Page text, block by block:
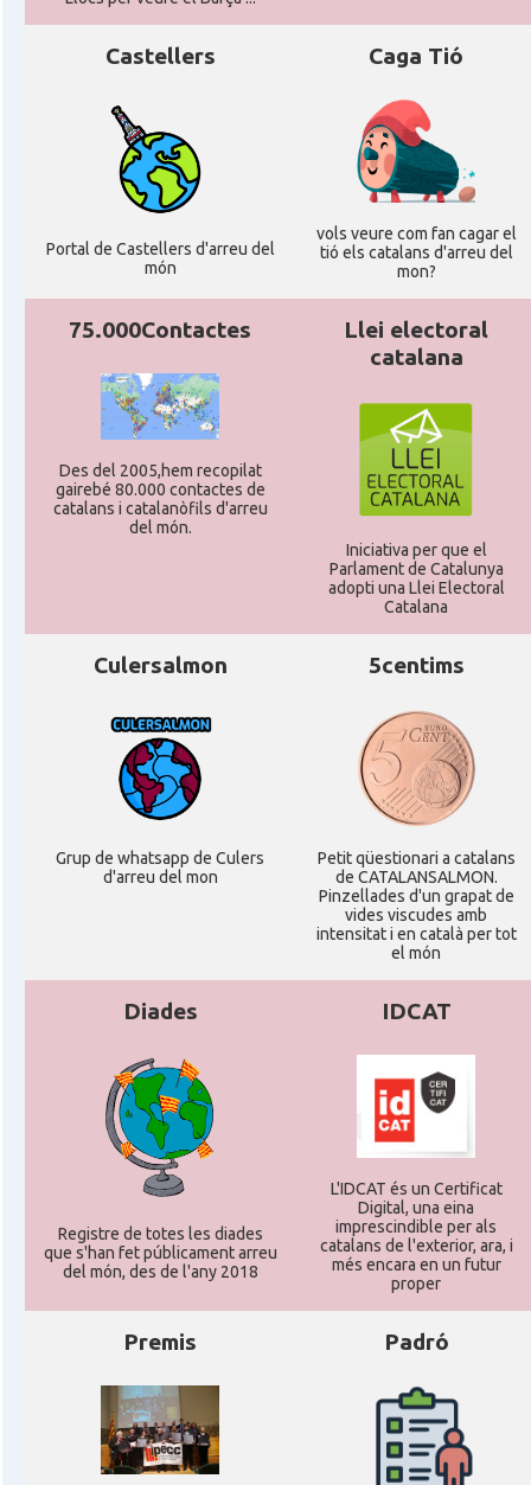
Castellers
Portal de Castellers d'arreu del
món
Caga Tió
vols veure com fan cagar el
tió els catalans d'arreu del
mon?
75.000Contactes
Des del 2005,hem recopilat
gairebé 80.000 contactes de
catalans i catalanòfils d'arreu
del món.
Llei electoral
catalana
Iniciativa per que el
Parlament de Catalunya
adopti una Llei Electoral
Catalana
Culersalmon
Grup de whatsapp de Culers
d'arreu del mon
5centims
Petit qüestionari a catalans
de CATALANSALMON.
Pinzellades d'un grapat de
vides viscudes amb
intensitat i en català per tot
el món
Diades
Registre de totes les diades
que s'han fet públicament arreu
del món, des de l'any 2018
IDCAT
L'IDCAT és un Certificat
Digital, una eina
imprescindible per als
catalans de l'exterior, ara, i
més encara en un futur
proper
Premis Padró